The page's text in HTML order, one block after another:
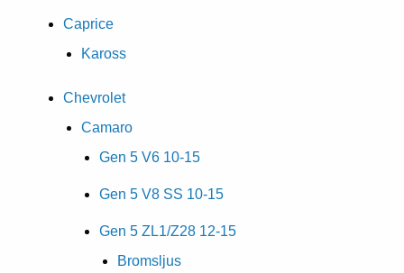
Caprice
Kaross
Chevrolet
Camaro
Gen 5 V6 10-15
Gen 5 V8 SS 10-15
Gen 5 ZL1/Z28 12-15
Bromsljus